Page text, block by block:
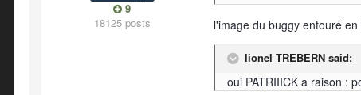
9
18125 posts
l'image du buggy entouré
lionel TREBERN said:
oui PATRIIICK a raison :